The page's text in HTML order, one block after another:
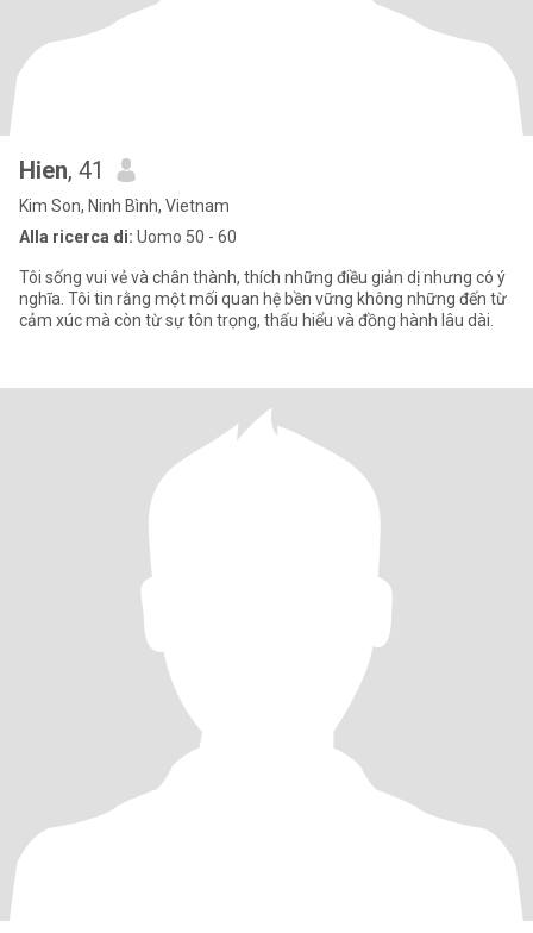
Hien, 41
Kim Son, Ninh Bình, Vietnam
Alla ricerca di: Uomo 50 - 60
Tôi sống vui vẻ và chân thành, thích những điều giản dị nhưng có ý
nghĩa. Tôi tin rằng một mối quan hệ bền vững không những đến từ
cảm xúc mà còn từ sự tôn trọng, thấu hiểu và đồng hành lâu dài.